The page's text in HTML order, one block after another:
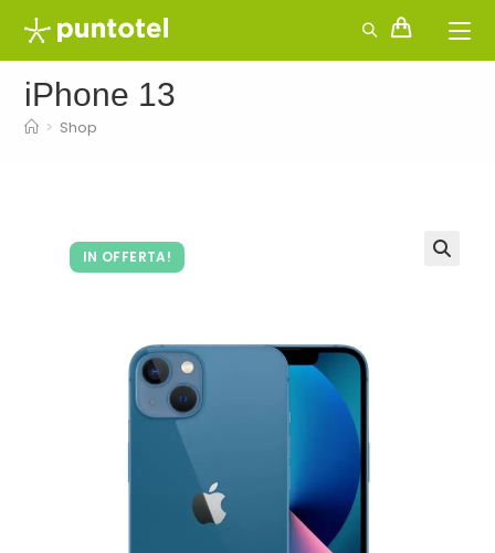
Salta
contenuto
iPhone 13
> Shop
IN OFFERTA!